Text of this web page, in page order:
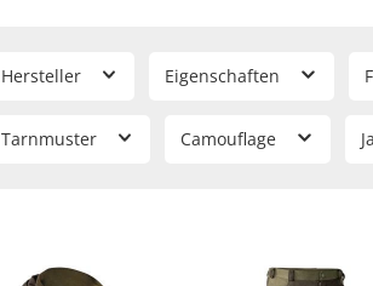
Hersteller Eigenschaften
Tarnmuster Camouflage